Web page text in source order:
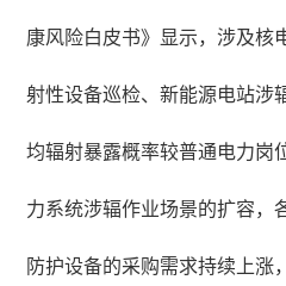
康风险白皮书》显示，涉及核
射性设备巡检、新能源电站涉
均辐射暴露概率较普通电力岗
力系统涉辐作业场景的扩容，
防护设备的采购需求持续上涨